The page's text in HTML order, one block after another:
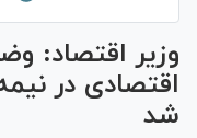
وزیر اقتصاد:
اقتصادی در
شد